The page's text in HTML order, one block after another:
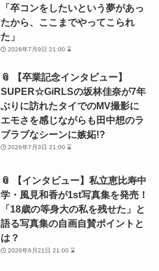
「卒コンをしたいという夢があっ
たから、ここまでやってこられ
た」
2026年7月9日 21:00 ⌛
📎 【卒業記念インタビュー】
SUPER☆GiRLSの坂林佳奈が7年
ぶりに訪れたタイでのMV撮影に
エモさを感じながらも田中想のラ
ブラブなシーンに嫉妬!?
2026年7月3日 21:00 ⌛
📎 【インタビュー】私立恵比寿中
学・風見和香が1st写真集を発売！
「18歳の等身大の私を残せた」と
語る写真集の自画自賛ポイントと
は？
2026年6月21日 21:00 ⌛